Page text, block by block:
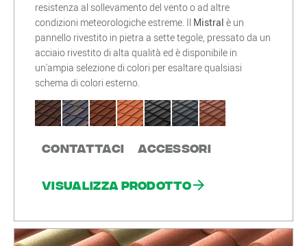
resistenza al sollevamento del vento o ad altre
condizioni meteorologiche estreme. Il Mistral è un
pannello rivestito in pietra a sette tegole, pressato da un
acciaio rivestito di alta qualità ed è disponibile in
un'ampia selezione di colori per esaltare qualsiasi
schema di colori esterno.
Contattaci Accessori
Visualizza prodotto